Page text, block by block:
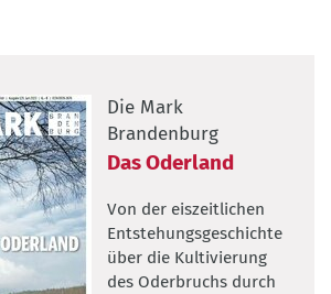
Die Mark
Brandenburg
Das Oderland
Von der eiszeitlichen
Entstehungsgeschichte
über die Kultivierung
des Oderbruchs durch